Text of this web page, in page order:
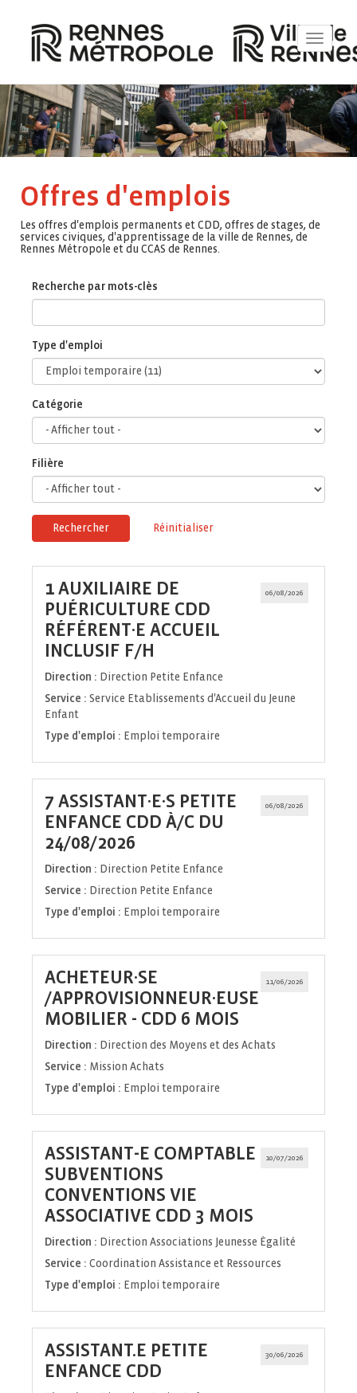
Toggle
Offres d'emplois
Les offres d'emplois permanents et CDD, offres de stages, de
services civiques, d'apprentissage de la ville de Rennes, de
Rennes Métropole et du CCAS de Rennes.
Recherche par mots-clès
Type d'emploi
Catégorie
Filière
Rechercher Réinitialiser
06/08/2026
1 AUXILIAIRE DE
PUÉRICULTURE CDD
RÉFÉRENT·E ACCUEIL
INCLUSIF F/H
fenêtre)
Direction : Direction Petite Enfance
Service : Service Etablissements d'Accueil du Jeune
Enfant
Type d'emploi : Emploi temporaire
06/08/2026
7 ASSISTANT·E·S PETITE
ENFANCE CDD À/C DU
24/08/2026
fenêtre)
Direction : Direction Petite Enfance
Service : Direction Petite Enfance
Type d'emploi : Emploi temporaire
11/06/2026
ACHETEUR·SE
/APPROVISIONNEUR·EUSE
MOBILIER - CDD 6 MOIS
fenêtre)
Direction : Direction des Moyens et des Achats
Service : Mission Achats
Type d'emploi : Emploi temporaire
10/07/2026
ASSISTANT-E COMPTABLE
SUBVENTIONS
CONVENTIONS VIE
ASSOCIATIVE CDD 3 MOIS
fenêtre)
Direction : Direction Associations Jeunesse Égalité
Service : Coordination Assistance et Ressources
Type d'emploi : Emploi temporaire
30/06/2026
ASSISTANT.E PETITE
ENFANCE CDD